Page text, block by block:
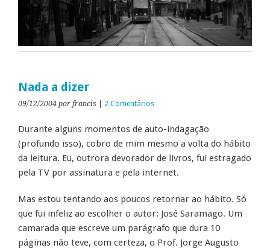
Nada a dizer
09/12/2004 por francis 2 Comentários
Durante alguns momentos de auto-indagação
(profundo isso), cobro de mim mesmo a volta do hábito
da leitura. Eu, outrora devorador de livros, fui estragado
pela TV por assinatura e pela internet.
Mas estou tentando aos poucos retornar ao hábito. Só
que fui infeliz ao escolher o autor: José Saramago. Um
camarada que escreve um parágrafo que dura 10
páginas não teve, com certeza, o Prof. Jorge Augusto